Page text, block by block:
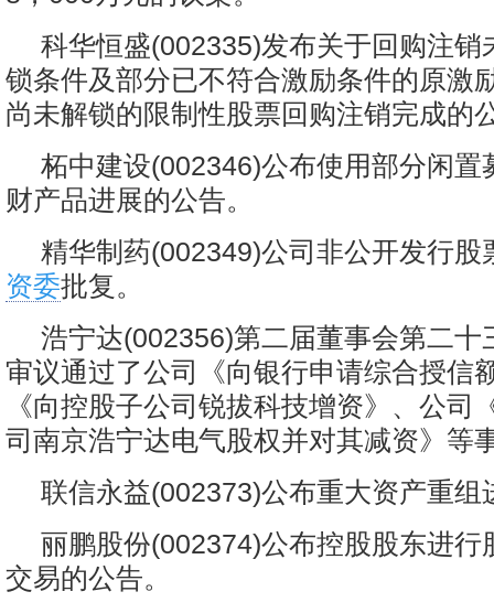
科华恒盛(002335)发布关于回购注销
锁条件及部分已不符合激励条件的原激
尚未解锁的限制性股票回购注销完成的
柘中建设(002346)公布使用部分闲置
财产品进展的公告。
精华制药(002349)公司非公开发行股
资委批复。
浩宁达(002356)第二届董事会第二十
审议通过了公司《向银行申请综合授信
《向控股子公司锐拔科技增资》、公司
司南京浩宁达电气股权并对其减资》等
联信永益(002373)公布重大资产重组
丽鹏股份(002374)公布控股股东进行
交易的公告。